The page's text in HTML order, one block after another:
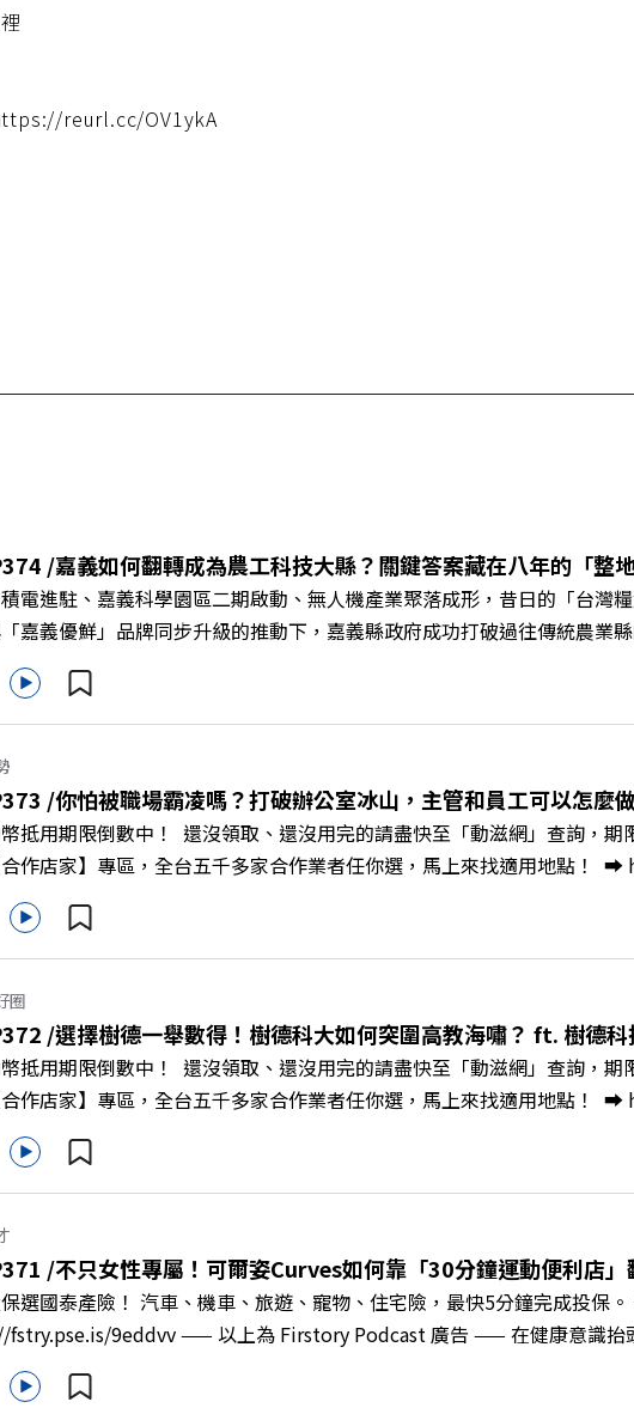
reurl.cc/OV1ykA
/嘉義如何翻轉成為農工科技大縣？關鍵答案藏在八年的「整
電進駐、嘉義科學園區二期啟動、無人機產業聚落成形，昔日的「台灣
嘉義優鮮」品牌同步升級的推動下，嘉義縣政府成功打破過往傳統農業
方累積迎向黃金十年的發展動能。 本集《遠見ON AIR》邀請嘉義縣長翁
人李永豐、以及嘉義縣人力發展所所長許喻理。帶你深入剖析《嘉義被
同看見下一個黃金十年的發展藍圖！ 🔺翁章梁縣長如何攜手團隊，在
統作物為高價值的精品品牌？🔺如何將自身的失敗學，轉化為凝聚團隊
能安心安居的未來？ 主持人／遠見雜誌副社長兼遠見智庫總編輯 李建興
謝金河、紙風車劇團創辦人 李永豐、嘉義縣人力發展所所長 許喻理
gvmkt.pse.is/9e5pbz✨關注《遠見》更多的社群：LINE：https://
/你怕被職場霸凌嗎？打破辦公室冰山，主管和員工可以怎麼
抵用期限倒數中！ 還沒領取、還沒用完的請盡快至「動滋網」查詢，
作店家】專區，全台五千多家合作業者任你選，馬上來找適用地點
Podcast 廣告 —— 你常在職場中感到焦慮、害怕犯錯，甚至覺得自己正
感成為日常，我們不能只是委屈討好或一味逃避，更需要學會看透人際
通引導師、天下文化新書《透視職場冰山》作者李崇義與謝佳芸老師，
「批判」。即使在變動快速的AI時代，也能幫自己打造不被成敗輕易定
看穿主管焦慮，將對立化為合作？🔺 怎麼做到「好奇少一點、批判少一
+++++📓《透視職場冰山》新書介紹>>>https://
gvmkt.pse.is/9e5pbz✨關注《遠見》更多的社群：LINE：
圈
/選擇樹德一舉數得！樹德科大如何突圍高教海嘯？ ft. 樹德
抵用期限倒數中！ 還沒領取、還沒用完的請盡快至「動滋網」查詢，
作店家】專區，全台五千多家合作業者任你選，馬上來找適用地點
Podcast 廣告 —— 在少子化浪潮、私校面臨退場海嘯的嚴峻考驗下，南
技大學校長王昭雄，帶你解析樹德科大如何打造出兼顧學校永續發展與
縫接軌者」？ 🔺AI如何深度賦能設計與人文學科學群？ 🔺首創「菲律
！深耕地方的溫暖社會責任平台 主持人／遠見雜誌副社長兼遠見智庫總
歲生日！手速搶下破天荒的獨家優惠 >>>https://gvmkt.pse.is/9e5pbz
A4ELQp IG：https://bit.ly/3AjBWNV YT：https://bit.ly/
/不只女性專屬！可爾姿Curves如何靠「30分鐘運動便利店
選國泰產險！ 汽車、機車、旅遊、寵物、住宅險，最快5分鐘完成投保
9eddvv —— 以上為 Firstory Podcast 廣告 —— 在健康意識抬
圍？ 本集《遠見ON AIR》邀請到可爾姿Curves台灣執行長林宏遠，帶你
何從「傳統大型健身房」轉型為「社區運動便利店」？ 🔺運動如何落實